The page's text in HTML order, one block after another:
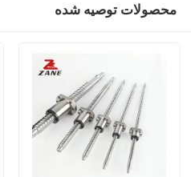
محصولات توصیه شده